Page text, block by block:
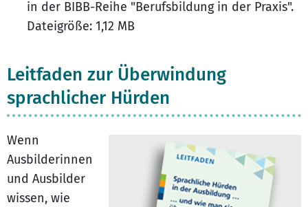
in der BIBB-Reihe "Berufsbildung in der Praxis".
Dateigröße: 1,12 MB
Leitfaden zur Überwindung
sprachlicher Hürden
Wenn
Ausbilderinnen
und Ausbilder
wissen, wie